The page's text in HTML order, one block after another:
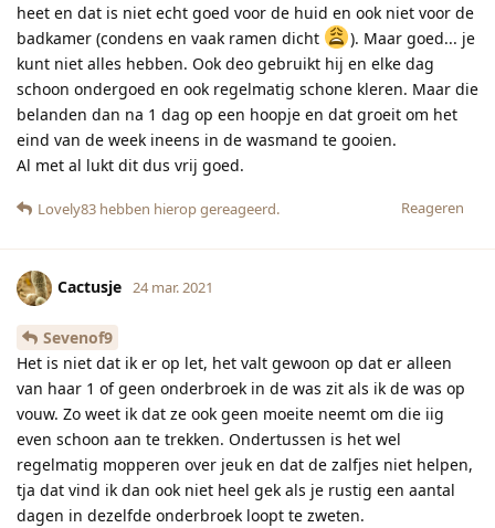
heet en dat is niet echt goed voor de huid en ook niet voor de
badkamer (condens en vaak ramen dicht
). Maar goed... je
kunt niet alles hebben. Ook deo gebruikt hij en elke dag
schoon ondergoed en ook regelmatig schone kleren. Maar die
belanden dan na 1 dag op een hoopje en dat groeit om het
eind van de week ineens in de wasmand te gooien.
Al met al lukt dit dus vrij goed.
Reageren
Lovely83 hebben hierop gereageerd.
Cactusje 24 mar. 2021
Sevenof9
Het is niet dat ik er op let, het valt gewoon op dat er alleen
van haar 1 of geen onderbroek in de was zit als ik de was op
vouw. Zo weet ik dat ze ook geen moeite neemt om die iig
even schoon aan te trekken. Ondertussen is het wel
regelmatig mopperen over jeuk en dat de zalfjes niet helpen,
tja dat vind ik dan ook niet heel gek als je rustig een aantal
dagen in dezelfde onderbroek loopt te zweten.